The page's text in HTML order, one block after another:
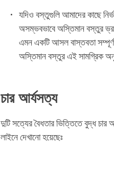
যদিও বস্তুগুলি আমাদের কাছে
অসম্ভবভাবে অস্তিমান বস্তুর
এমন একটি আসল বাস্তবতা
অস্তিমান বস্তুর এই সামগ্রিক
চার আর্যসত্য
দুটি সত্যের বৈধতার ভিত্তিতে বুদ্ধ
লাইনে দেখানো হয়েছেঃ